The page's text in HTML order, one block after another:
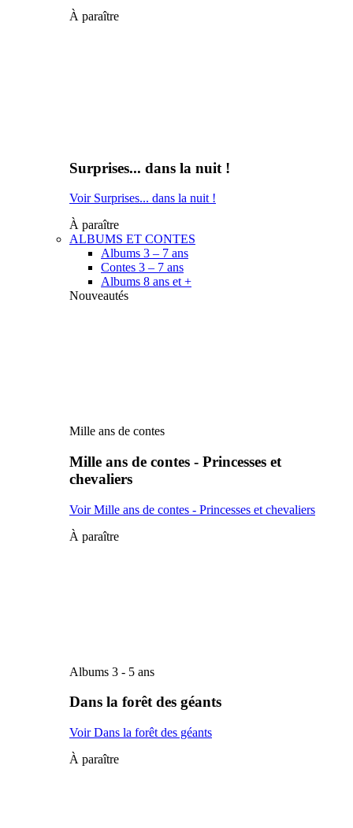
À paraître
Surprises... dans la nuit !
Voir Surprises... dans la nuit !
À paraître
ALBUMS ET CONTES
Albums 3 – 7 ans
Contes 3 – 7 ans
Albums 8 ans et +
Nouveautés
Mille ans de contes
Mille ans de contes - Princesses et
chevaliers
Voir Mille ans de contes - Princesses et chevaliers
À paraître
Albums 3 - 5 ans
Dans la forêt des géants
Voir Dans la forêt des géants
À paraître